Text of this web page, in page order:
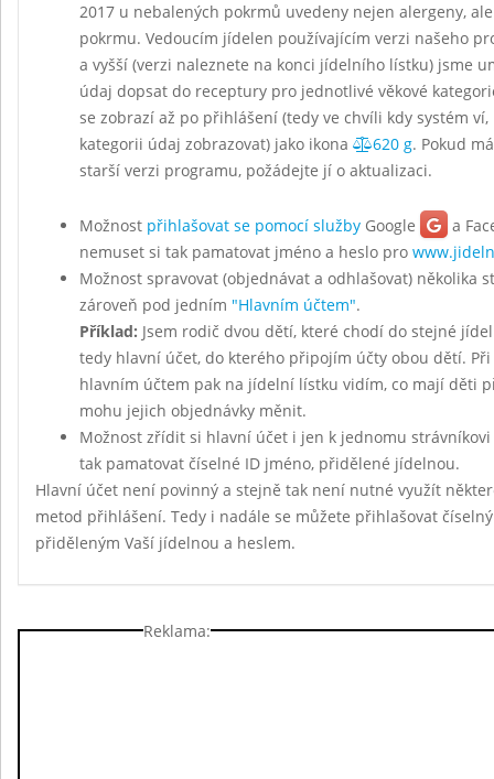
2017 u nebalených pokrmů uvedeny nejen alergeny,
pokrmu. Vedoucím jídelen používajícím verzi našeho
a vyšší (verzi naleznete na konci jídelního lístku) jsme
údaj dopsat do receptury pro jednotlivé věkové
se zobrazí až po přihlášení (tedy ve chvíli kdy systém
kategorii údaj zobrazovat) jako ikona
620 g. Pokud
starší verzi programu, požádejte jí o aktualizaci.
Možnost přihlašovat se pomocí služby Google
a
nemuset si tak pamatovat jméno a heslo pro
Možnost spravovat (objednávat a odhlašovat) několika
zároveň pod jedním "Hlavním účtem".
Příklad: Jsem rodič dvou dětí, které chodí do stejné
tedy hlavní účet, do kterého připojím účty obou dětí.
hlavním účtem pak na jídelní lístku vidím, co mají děti
mohu jejich objednávky měnit.
Možnost zřídit si hlavní účet i jen k jednomu
tak pamatovat číselné ID jméno, přidělené jídelnou.
Hlavní účet není povinný a stejně tak není nutné využít
metod přihlášení. Tedy i nadále se můžete přihlašovat
přiděleným Vaší jídelnou a heslem.
Reklama: